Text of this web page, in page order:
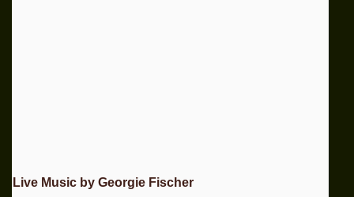
Live Music by Georgie Fischer